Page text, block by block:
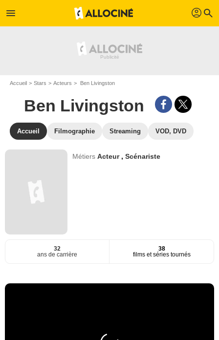
menu profil search
Accueil Stars Acteurs Ben Livingston
Ben Livingston
Accueil Filmographie Streaming VOD, DVD
MétiersActeur ,Scénariste
32
ans de carrière
38
films et séries tournés